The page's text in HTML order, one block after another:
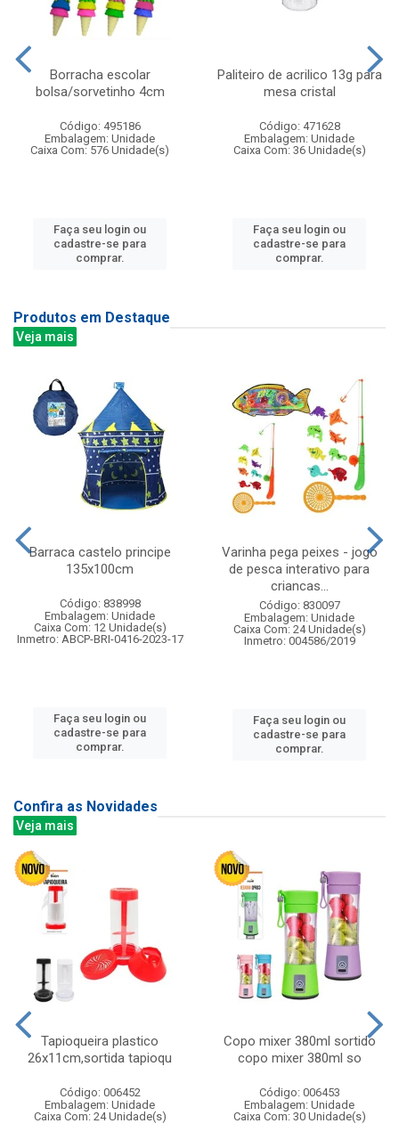
Borracha escolar
bolsa/sorvetinho 4cm
Código: 495186
Embalagem: Unidade
Caixa Com: 576 Unidade(s)
Faça seu login ou
cadastre-se para
comprar.
Paliteiro de acrilico 13g para
mesa cristal
Código: 471628
Embalagem: Unidade
Caixa Com: 36 Unidade(s)
Faça seu login ou
cadastre-se para
comprar.
Produtos em Destaque
Veja mais
Barraca castelo principe
135x100cm
Código: 838998
Embalagem: Unidade
Caixa Com: 12 Unidade(s)
Inmetro: ABCP-BRI-0416-2023-17
Faça seu login ou
cadastre-se para
comprar.
Varinha pega peixes - jogo
de pesca interativo para
criancas...
Código: 830097
Embalagem: Unidade
Caixa Com: 24 Unidade(s)
Inmetro: 004586/2019
Faça seu login ou
cadastre-se para
comprar.
Confira as Novidades
Veja mais
Tapioqueira plastico
26x11cm,sortida tapioqu
Código: 006452
Embalagem: Unidade
Caixa Com: 24 Unidade(s)
Copo mixer 380ml sortido
copo mixer 380ml so
Código: 006453
Embalagem: Unidade
Caixa Com: 30 Unidade(s)